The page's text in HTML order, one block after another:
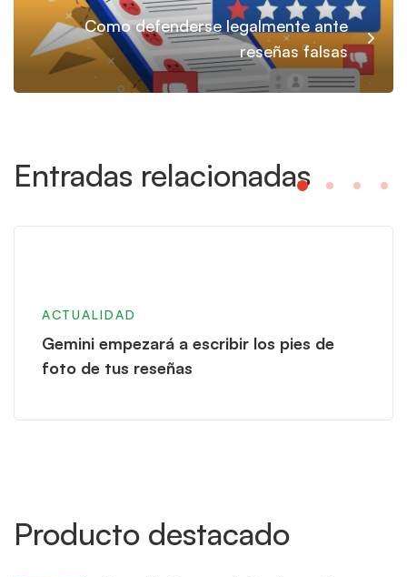
Como defenderse legalmente ante
reseñas falsas
Entradas relacionadas
ACTUALIDAD
Gemini empezará a escribir los pies de
foto de tus reseñas
Producto destacado